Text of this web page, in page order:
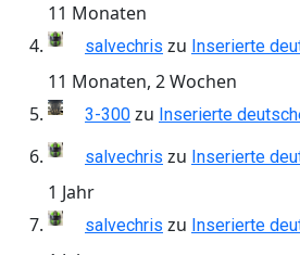
11 Monaten
salvechris zu Inserierte
11 Monaten, 2 Wochen
3-300 zu Inserierte
salvechris zu Inserierte
1 Jahr
salvechris zu Inserierte